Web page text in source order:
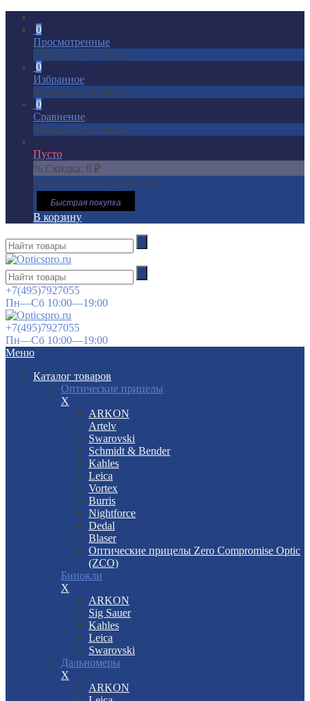
0
Просмотренные
Товары отсутствуют
0
Избранное
Товары отсутствуют
0
Сравнение
Товары отсутствуют
Пусто
% Скидка: 0 ₽
ИТОГОВАЯ СУММА: 0 ₽
Быстрая покупка
В корзину
+7(495)7927055
Пн—Сб 10:00—19:00
+7(495)7927055
Пн—Сб 10:00—19:00
Меню
Каталог товаров
Оптические прицелы
X
ARKON
Artelv
Swarovski
Schmidt & Bender
Kahles
Leica
Vortex
Burris
Nightforce
Dedal
Blaser
Оптические прицелы Zero Compromise Optic
(ZCO)
Бинокли
X
ARKON
Sig Sauer
Kahles
Leica
Swarovski
Дальномеры
X
ARKON